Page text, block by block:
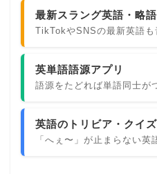
最新スラング英語・略
TikTokやSNSの最新英語
英単語語源アプリ
語源をたどれば単語同士が
英語のトリビア・クイ
「へぇ〜」が止まらない